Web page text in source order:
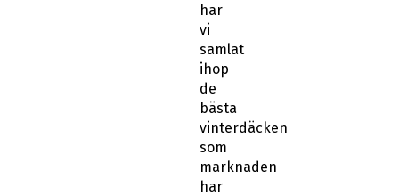
har
vi
samlat
ihop
de
bästa
vinterdäcken
som
marknaden
har